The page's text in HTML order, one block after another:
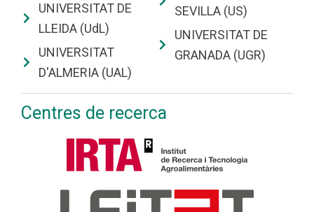
UNIVERSITAT DE
LLEIDA (UdL)
UNIVERSITAT
D'ALMERIA (UAL)
SEVILLA (US)
UNIVERSITAT DE
GRANADA (UGR)
Centres de recerca